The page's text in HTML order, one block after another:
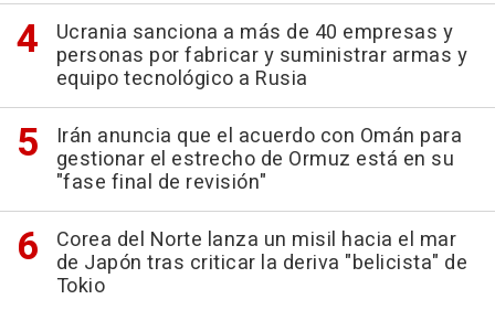
Ucrania sanciona a más de 40 empresas y
personas por fabricar y suministrar armas y
equipo tecnológico a Rusia
Irán anuncia que el acuerdo con Omán para
gestionar el estrecho de Ormuz está en su
"fase final de revisión"
Corea del Norte lanza un misil hacia el mar
de Japón tras criticar la deriva "belicista" de
Tokio